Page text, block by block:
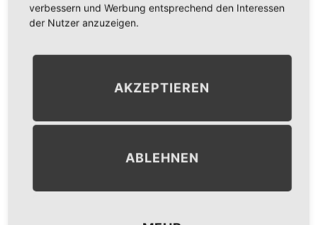
verbessern und Werbung entsprechend den Interessen
der Nutzer anzuzeigen.
AKZEPTIEREN
ABLEHNEN